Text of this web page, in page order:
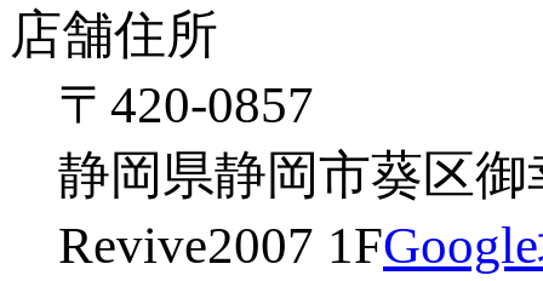
店舗住所
〒420-0857
静岡県静岡市葵区御
Revive2007 1F